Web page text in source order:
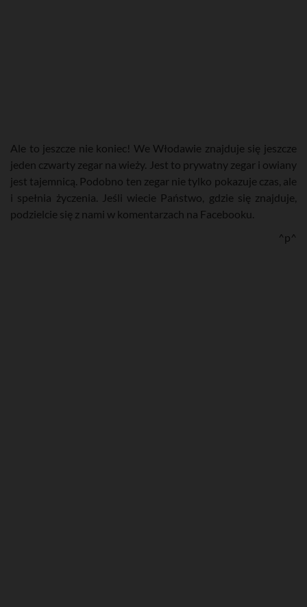
Ale to jeszcze nie koniec! We Włodawie znajduje się jeszcze
jeden czwarty zegar na wieży. Jest to prywatny zegar i owiany
jest tajemnicą. Podobno ten zegar nie tylko pokazuje czas, ale
i spełnia życzenia. Jeśli wiecie Państwo, gdzie się znajduje,
podzielcie się z nami w komentarzach na Facebooku.
^p^